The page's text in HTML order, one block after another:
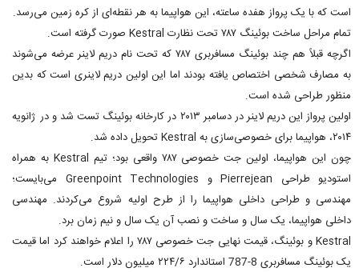
است که با یک پرواز هفده‌ ساعته، این هواپیما به هر نقطه‌ای از کره زمین می‌رسد.
تمام مراحل ساخت بوئینگ ۷۸۷ تحت نظارت Kestral صورت گرفته است.
اگرچه قبلاً هم چند بوئینگ مسافربری ۷۸۷ که تحت نام دریم لاینر عرضه می‌شوند
به مصارف شخصی اختصاص یافته بودند اما این اولین دریم لاینری است که بدین
منظور طراحی شده است.
اولین پرواز این دریم لاینر در دسامبر ۲۰۱۳ در کارخانه بوئینگ تست شد و در ژانویه
۲۰۱۴، هواپیما برای خصوصی‌سازی به Kestral تحویل داده شد.
چون این هواپیما، اولین جت خصوصی ۷۸۷ واقعی بود؛ تیم Kestral به همراه
استودیو طراحی Pierrejean و Greenpoint Technologies می‌بایست؛
مهندسی و طراحی داخلی هواپیما را از طرح اولیه شروع می‌کردند. مهندسی
داخلی هواپیما، یک سال و ساخت و نصب آن یک سال و نیم زمان برد.
Kestral و بوئینگ، قیمت نهایی جت خصوصی ۷۸۷ را اعلام خواهند کرد اما قیمت
یک بوئینگ مسافربری 8-787 استاندارد ۲۲۴/۶ میلیون دلار است.